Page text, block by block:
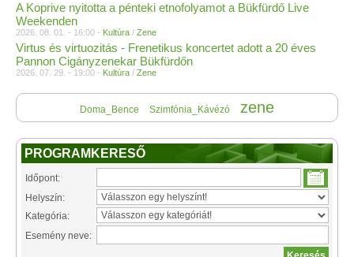
A Koprive nyitotta a pénteki etnofolyamot a Bükfürdő Live
Weekenden
2026. 08. 01. - 16:00 - Kultúra / Zene
Virtus és virtuozitás - Frenetikus koncertet adott a 20 éves
Pannon Cigányzenekar Bükfürdőn
2026. 07. 29. - 19:00 - Kultúra / Zene
Doma_Bence Szimfónia_Kávézó zene
PROGRAMKERESŐ
Időpont:
Helyszín:
Kategória:
Esemény neve: